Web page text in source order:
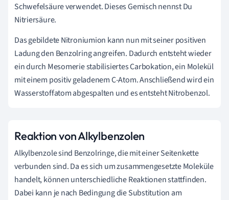
Schwefelsäure verwendet. Dieses Gemisch nennst Du
Nitriersäure.
Das gebildete Nitroniumion kann nun mit seiner positiven
Ladung den Benzolring angreifen. Dadurch entsteht wieder
ein durch Mesomerie stabilisiertes Carbokation, ein Molekül
mit einem positiv geladenem C-Atom. Anschließend wird ein
Wasserstoffatom abgespalten und es entsteht Nitrobenzol.
Reaktion von Alkylbenzolen
Alkylbenzole sind Benzolringe, die mit einer Seitenkette
verbunden sind. Da es sich um zusammengesetzte Moleküle
handelt, können unterschiedliche Reaktionen stattfinden.
Dabei kann je nach Bedingung die Substitution am